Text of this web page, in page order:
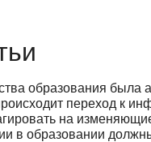
образования была
переход к
на
в образовании